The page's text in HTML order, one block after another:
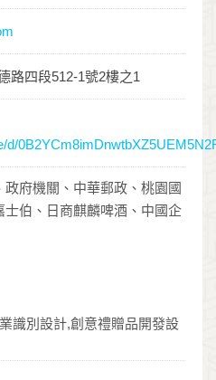
路四段512-1號2樓之1
d/
府機關、中華郵政、桃園國
士伯、日商麒麟啤酒、中國企
識別設計,創意禮贈品開發設